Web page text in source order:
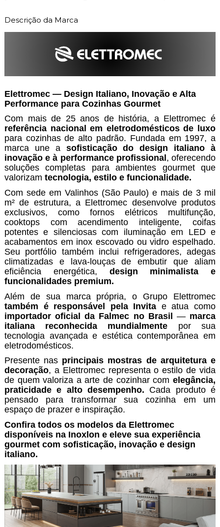
Descrição da Marca
Elettromec — Design Italiano, Inovação e Alta
Performance para Cozinhas Gourmet
Com mais de 25 anos de história, a Elettromec é
referência nacional em eletrodomésticos de luxo
para cozinhas de alto padrão. Fundada em 1997, a
marca une a sofisticação do design italiano à
inovação e à performance profissional , oferecendo
soluções completas para ambientes gourmet que
valorizam tecnologia, estilo e funcionalidade.
Com sede em Valinhos (São Paulo) e mais de 3 mil
m² de estrutura, a Elettromec desenvolve produtos
exclusivos, como fornos elétricos multifunção,
cooktops com acendimento inteligente, coifas
potentes e silenciosas com iluminação em LED e
acabamentos em inox escovado ou vidro espelhado.
Seu portfólio também inclui refrigeradores, adegas
climatizadas e lava-louças de embutir que aliam
eficiência energética, design minimalista e
funcionalidades premium.
Além de sua marca própria, o Grupo Elettromec
também é responsável pela Invita e atua como
importador oficial da Falmec no Brasil — marca
italiana reconhecida mundialmente por sua
tecnologia avançada e estética contemporânea em
eletrodomésticos.
Presente nas principais mostras de arquitetura e
decoração, a Elettromec representa o estilo de vida
de quem valoriza a arte de cozinhar comelegância,
praticidade e alto desempenho. Cada produto é
pensado para transformar sua cozinha em um
espaço de prazer e inspiração.
Confira todos os modelos da Elettromec
disponíveis na Inoxlon e eleve sua experiência
gourmet com sofisticação, inovação e design
italiano.